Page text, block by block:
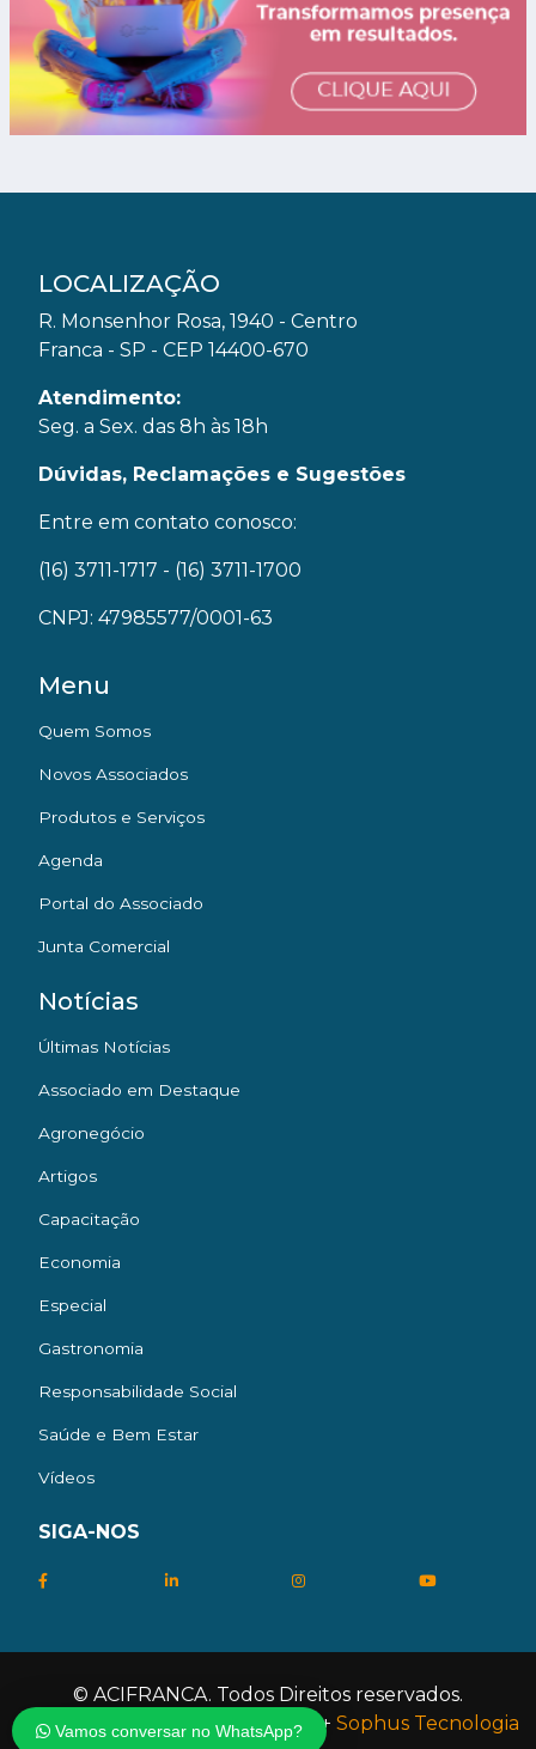
LOCALIZAÇÃO
R. Monsenhor Rosa, 1940 - Centro
Franca - SP - CEP 14400-670
Atendimento:
Seg. a Sex. das 8h às 18h
Dúvidas, Reclamações e Sugestões
Entre em contato conosco:
(16) 3711-1717 - (16) 3711-1700
CNPJ: 47985577/0001-63
Menu
Quem Somos
Novos Associados
Produtos e Serviços
Agenda
Portal do Associado
Junta Comercial
Notícias
Últimas Notícias
Associado em Destaque
Agronegócio
Artigos
Capacitação
Economia
Especial
Gastronomia
Responsabilidade Social
Saúde e Bem Estar
Vídeos
SIGA-NOS
© ACIFRANCA. Todos Direitos reservados.
Desenvolvido por
Agência ACIF + Sophus Tecnologia
Vamos conversar no WhatsApp?